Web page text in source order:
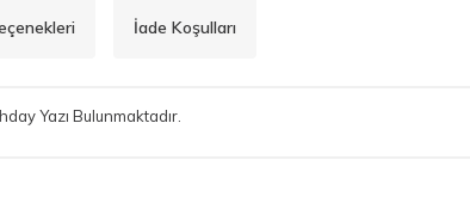
İade Koşulları
Yazı Bulunmaktadır.